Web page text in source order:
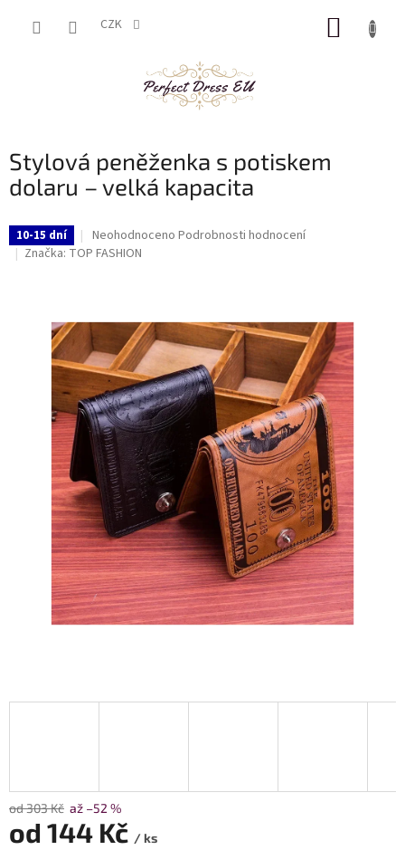
CZK
Stylová peněženka s potiskem
dolaru – velká kapacita
10-15 dní
Průměrné
hodnocení
z
5
hvězdiček.
Neohodnoceno Podrobnosti hodnocení
Značka: TOP FASHION
od 303 Kč až –52 %
od 144 Kč / ks